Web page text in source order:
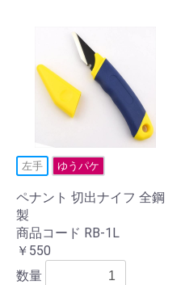
左手 ゆうパケ
ペナント 切出ナイフ 全鋼
製
商品コード RB-1L
￥550
数量